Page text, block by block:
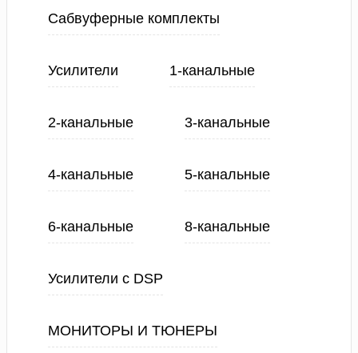
Сабвуферные комплекты
Усилители 1-канальные
2-канальные 3-канальные
4-канальные 5-канальные
6-канальные 8-канальные
Усилители с DSP
МОНИТОРЫ И ТЮНЕРЫ